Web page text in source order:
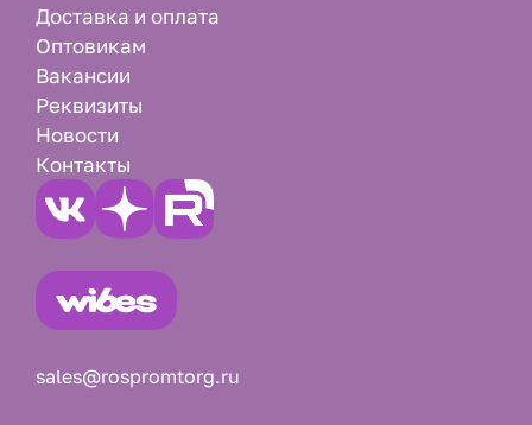
Доставка и оплата
Оптовикам
Вакансии
Реквизиты
Новости
Контакты
sales@rospromtorg.ru